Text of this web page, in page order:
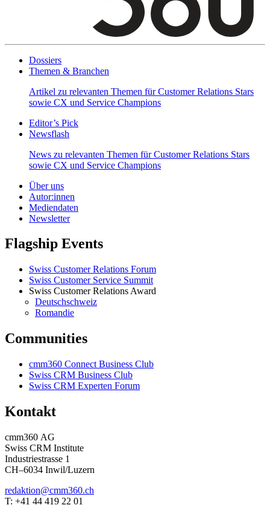
Dossiers
Themen & Branchen
Artikel zu relevanten Themen für Customer Relations Stars
sowie CX und Service Champions
Editor’s Pick
Newsflash
News zu relevanten Themen für Customer Relations Stars
sowie CX und Service Champions
Über uns
Autor:innen
Mediendaten
Newsletter
Flagship Events
Swiss Customer Relations Forum
Swiss Customer Service Summit
Swiss Customer Relations Award
Deutschschweiz
Romandie
Communities
cmm360 Connect Business Club
Swiss CRM Business Club
Swiss CRM Experten Forum
Kontakt
cmm360 AG
Swiss CRM Institute
Industriestrasse 1
CH–6034 Inwil/Luzern
redaktion@cmm360.ch
T: +41 44 419 22 01